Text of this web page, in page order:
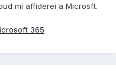
mi affiderei a Microsft.
365